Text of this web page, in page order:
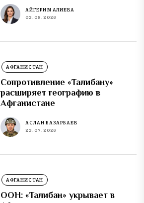
АЙГЕРИМ АЛИЕВА
03.08.2026
АФГАНИСТАН
Сопротивление «Талибану»
расширяет географию в
Афганистане
АСЛАН БАЗАРБАЕВ
23.07.2026
АФГАНИСТАН
ООН: «Талибан» укрывает в